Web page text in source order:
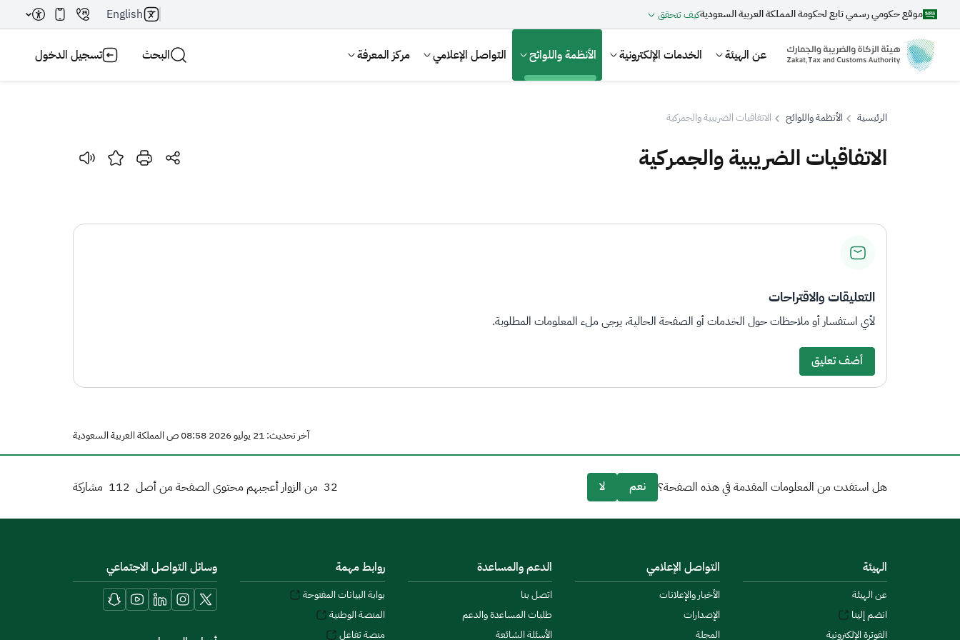
موقع حكومي رسمي تابع لحكومة المملكة العربية السعوديةكيف تتحقق English
عن الهيئة الخدمات الإلكترونية الأنظمة واللوائح التواصل الإعلامي مركز المعرفة البحث تسجيل الدخول
بحث
الرئيسية الأنظمة واللوائح الاتفاقيات الضريبية والجمركية
الاتفاقيات الضريبية والجمركية
التعليقات والاقتراحات
لأي استفسار أو ملاحظات حول الخدمات أو الصفحة الحالية، يرجى ملء المعلومات المطلوبة.
أضف تعليق
آخر تحديث: 21 يوليو 2026 08:58 ص المملكة العربية السعودية
32 من الزوار أعجبهم محتوى الصفحة من أصل 112 مشاركة هل استفدت من المعلومات المقدمة في هذه الصفحة؟ نعم لا
الهيئة
عن الهيئة
انضم إلينا
الفوترة الإلكترونية
التواصل الإعلامي
الأخبار والإعلانات
الإصدارات
المجلة
الدعم والمساعدة
اتصل بنا
طلبات المساعدة والدعم
الأسئلة الشائعة
روابط مهمة
بوابة البيانات المفتوحة
المنصة الوطنية
منصة تفاعل
وسائل التواصل الاجتماعي